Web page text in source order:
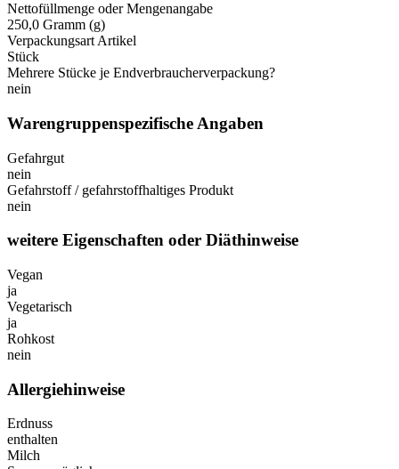
Nettofüllmenge oder Mengenangabe
250,0 Gramm (g)
Verpackungsart Artikel
Stück
Mehrere Stücke je Endverbraucherverpackung?
nein
Warengruppenspezifische Angaben
Gefahrgut
nein
Gefahrstoff / gefahrstoffhaltiges Produkt
nein
weitere Eigenschaften oder Diäthinweise
Vegan
ja
Vegetarisch
ja
Rohkost
nein
Allergiehinweise
Erdnuss
enthalten
Milch